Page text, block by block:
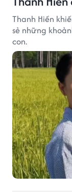
Thanh Hiền
sẻ những
con.